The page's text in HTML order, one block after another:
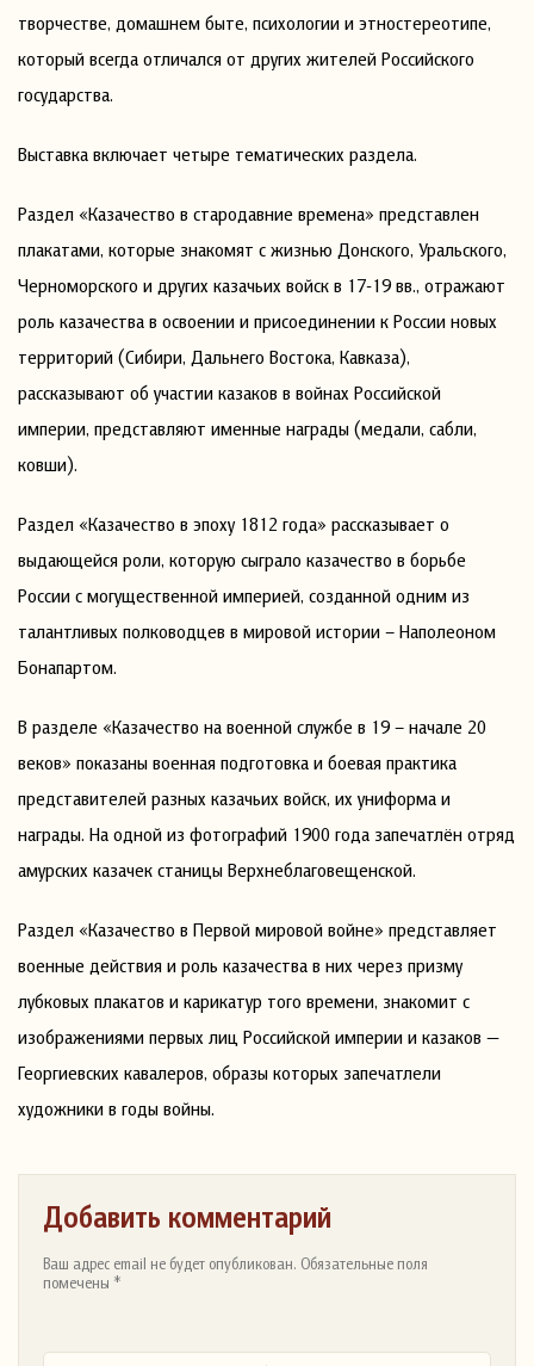
творчестве, домашнем быте, психологии и этностереотипе,
который всегда отличался от других жителей Российского
государства.
Выставка включает четыре тематических раздела.
Раздел «Казачество в стародавние времена» представлен
плакатами, которые знакомят с жизнью Донского, Уральского,
Черноморского и других казачьих войск в 17-19 вв., отражают
роль казачества в освоении и присоединении к России новых
территорий (Сибири, Дальнего Востока, Кавказа),
рассказывают об участии казаков в войнах Российской
империи, представляют именные награды (медали, сабли,
ковши).
Раздел «Казачество в эпоху 1812 года» рассказывает о
выдающейся роли, которую сыграло казачество в борьбе
России с могущественной империей, созданной одним из
талантливых полководцев в мировой истории – Наполеоном
Бонапартом.
В разделе «Казачество на военной службе в 19 – начале 20
веков» показаны военная подготовка и боевая практика
представителей разных казачьих войск, их униформа и
награды. На одной из фотографий 1900 года запечатлён отряд
амурских казачек станицы Верхнеблаговещенской.
Раздел «Казачество в Первой мировой войне» представляет
военные действия и роль казачества в них через призму
лубковых плакатов и карикатур того времени, знакомит с
изображениями первых лиц Российской империи и казаков —
Георгиевских кавалеров, образы которых запечатлели
художники в годы войны.
Добавить комментарий
Ваш адрес email не будет опубликован. Обязательные поля
помечены *